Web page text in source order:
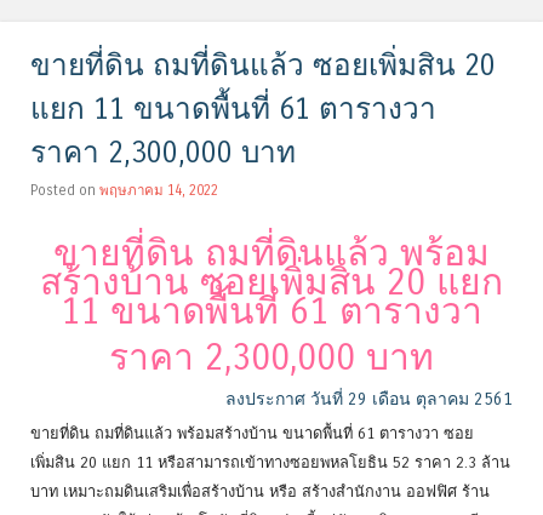
ขายที่ดิน ถมที่ดินแล้ว ซอยเพิ่มสิน 20
แยก 11 ขนาดพื้นที่ 61 ตารางวา
ราคา 2,300,000 บาท
Posted on พฤษภาคม 14, 2022
ขายที่ดิน ถมที่ดินแล้ว พร้อม
สร้างบ้าน ซอยเพิ่มสิน 20 แยก
11 ขนาดพื้นที่ 61 ตารางวา
ราคา 2,300,000 บาท
ลงประกาศ วันที่ 29 เดือน ตุลาคม 2561
ขายที่ดิน ถมที่ดินแล้ว พร้อมสร้างบ้าน ขนาดพื้นที่ 61 ตารางวา ซอย
เพิ่มสิน 20 แยก 11 หรือสามารถเข้าทางซอยพหลโยธิน 52 ราคา 2.3 ล้าน
บาท เหมาะถมดินเสริมเพื่อสร้างบ้าน หรือ สร้างสำนักงาน ออฟฟิศ ร้าน